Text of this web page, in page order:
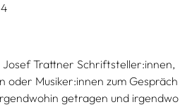
Josef Trattner Schriftsteller:innen,
oder Musiker:innen zum Gespräch
getragen und irgendwo